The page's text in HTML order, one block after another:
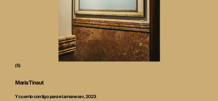
(5)
Maria Tinaut
Y cuento contigo para el amanecer, 2023